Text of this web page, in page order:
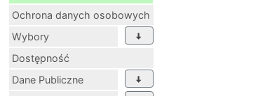
Ochrona danych osobowych
Wybory
Dostępność
Dane Publiczne